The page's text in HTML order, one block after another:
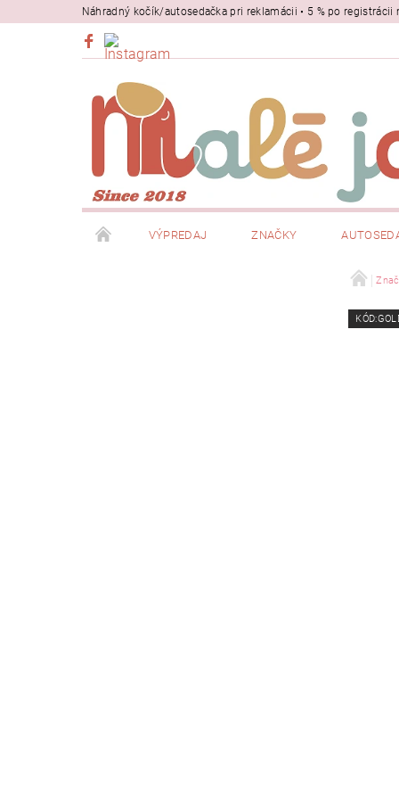
Náhradný kočík/autosedačka pri reklamácii • 5 % po
VÝPREDAJ ZNAČKY